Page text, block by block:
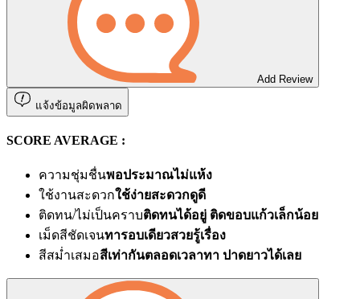
Add Review
แจ้งข้อมูลผิดพลาด
SCORE AVERAGE :
ความชุ่มชื่นพอประมาณไม่แห้ง
ใช้งานสะดวกใช้ง่ายสะดวกดูดี
ติดทน/ไม่เป็นคราบติดทนได้อยู่ ติดขอบแก้วเล็กน้อย
เม็ดสีชัดเจนทารอบเดียวสวยรู้เรื่อง
สีสม่ำเสมอสีเท่ากันตลอดเวลาทา ปาดยาวได้เลย